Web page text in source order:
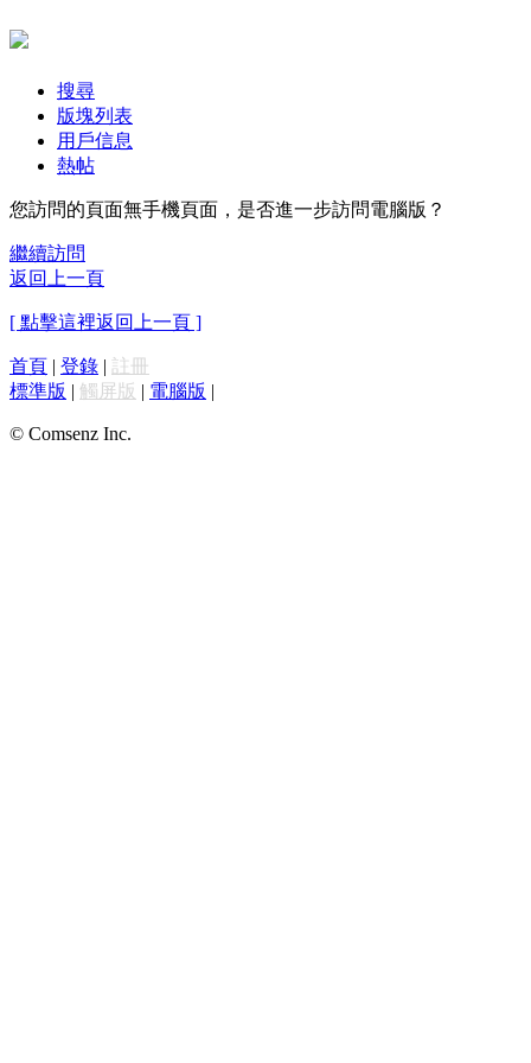
搜尋
版塊列表
用戶信息
熱帖
您訪問的頁面無手機頁面，是否進一步訪問電腦版？
繼續訪問
返回上一頁
[ 點擊這裡返回上一頁 ]
首頁 | 登錄 | 註冊
標準版 | 觸屏版 | 電腦版 |
© Comsenz Inc.